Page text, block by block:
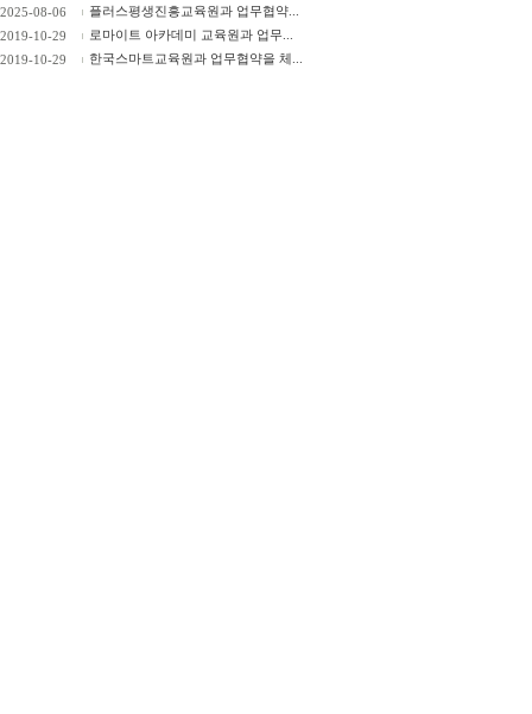
2025-08-06
플러스평생진흥교육원과 업무협약...
2019-10-29
로마이트 아카데미 교육원과 업무...
2019-10-29
한국스마트교육원과 업무협약을 체...